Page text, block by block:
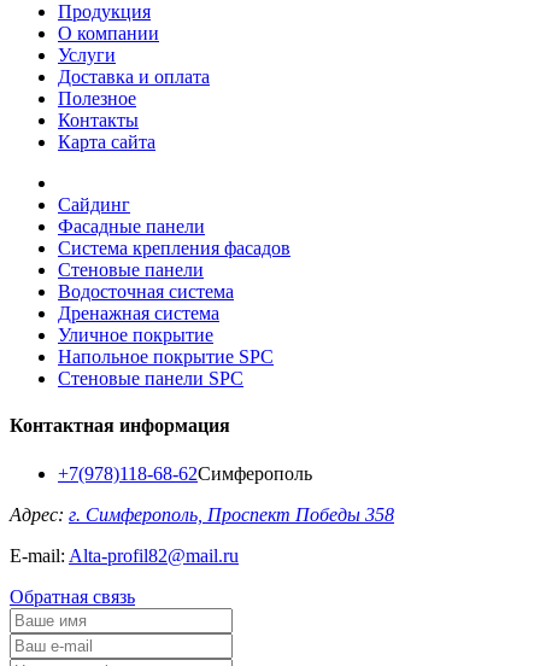
Продукция
О компании
Услуги
Доставка и оплата
Полезное
Контакты
Карта сайта
Сайдинг
Фасадные панели
Система крепления фасадов
Стеновые панели
Водосточная система
Дренажная система
Уличное покрытие
Напольное покрытие SPC
Стеновые панели SPC
Контактная информация
+7(978)118-68-62Симферополь
Адрес: г. Симферополь, Проспект Победы 358
E-mail: Alta-profil82@mail.ru
Обратная связь